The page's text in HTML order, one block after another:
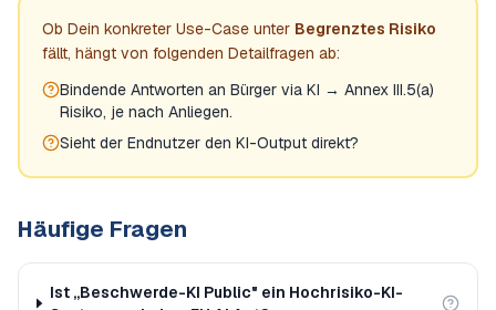
Ob Dein konkreter Use-Case unter Begrenztes Risiko
fällt, hängt von folgenden Detailfragen ab:
Bindende Antworten an Bürger via KI → Annex III.5(a)
Risiko, je nach Anliegen.
Sieht der Endnutzer den KI-Output direkt?
Häufige Fragen
Ist „Beschwerde-KI Public" ein Hochrisiko-KI-